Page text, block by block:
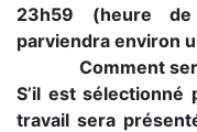
23h59 (heure
parviendra environ
Comment
S’il est
travail sera